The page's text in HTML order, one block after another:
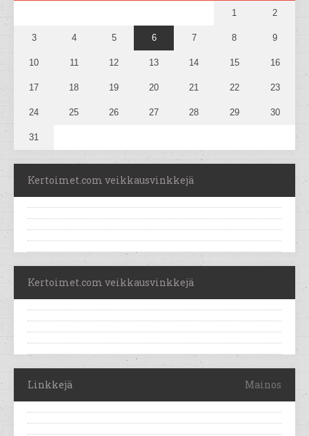
1 2
3 4 5 6 7 8 9
10 11 12 13 14 15 16
17 18 19 20 21 22 23
24 25 26 27 28 29 30
31
Kertoimet.com veikkausvinkkejä
Kertoimet.com veikkausvinkkejä
Linkkejä Mainos